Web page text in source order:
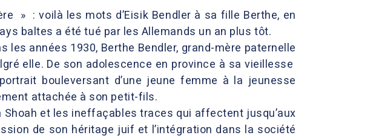
» : voilà les mots d’Eisik Bendler à sa fille Berthe, en
baltes a été tué par les Allemands un an plus tôt.
les années 1930, Berthe Bendler, grand-mère paternelle
elle. De son adolescence en province à sa vieillesse
bouleversant d’une jeune femme à la jeunesse
attachée à son petit-fils.
et les ineffaçables traces qui affectent jusqu’aux
de son héritage juif et l’intégration dans la société